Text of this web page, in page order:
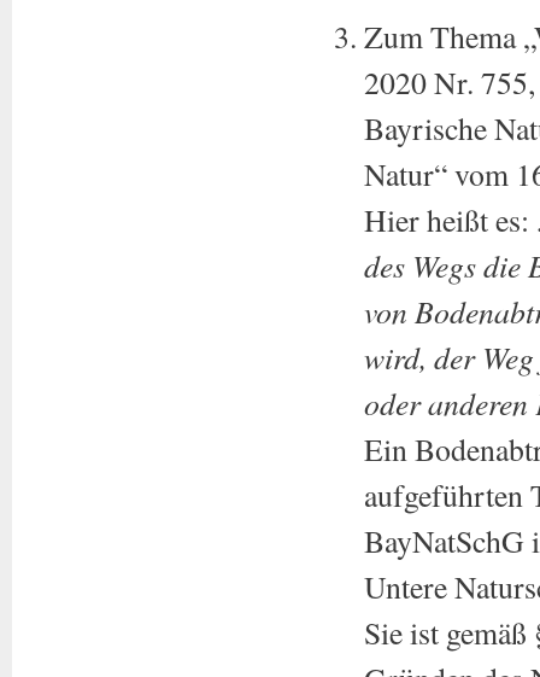
Zum Thema
2020 Nr.
Bayrische
Natur“ vom
Hier heißt es:
des Wegs
von
wird, der
oder
Ein
aufgeführten
BayNatSchG
Untere
Sie ist